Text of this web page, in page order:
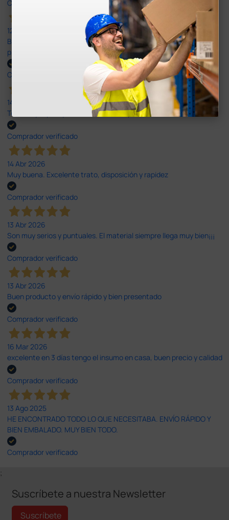
Comprador verificado
12 Jun 2026
Bien, rápida y sin problemas. No me gusta que se oferten
productos sin incluir el IVA que luego nos van a cobrar.
Comprador verificado
14 Abr 2026
Todo muy rápido y fácil,volveré a comprar.
Comprador verificado
14 Abr 2026
Muy buena. Excelente trato, disposición y rapidez
Comprador verificado
13 Abr 2026
Son muy serios y puntuales. El material siempre llega muy bien¡¡¡
Comprador verificado
13 Abr 2026
Buen producto y envío rápido y bien presentado
Comprador verificado
16 Mar 2026
excelente en 3 días tengo el insumo en casa, buen precio y calidad
Comprador verificado
13 Ago 2025
HE ENCONTRADO TODO LO QUE NECESITABA. ENVÍO RÁPIDO Y
BIEN EMBALADO. MUY BIEN TODO.
Comprador verificado
;
Suscríbete a nuestra Newsletter
Suscríbete